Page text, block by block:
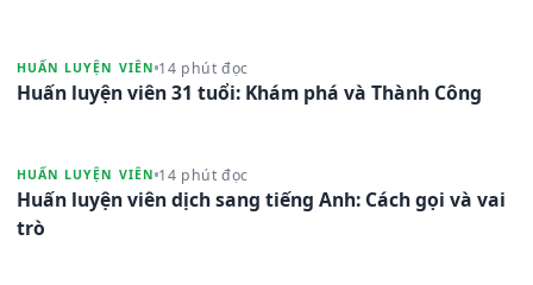
HUẤN LUYỆN VIÊN 14 phút đọc
Huấn luyện viên 31 tuổi: Khám phá và Thành Công
HUẤN LUYỆN VIÊN 14 phút đọc
Huấn luyện viên dịch sang tiếng Anh: Cách gọi và vai
trò